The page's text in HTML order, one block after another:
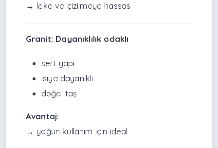
→ leke ve çizilmeye hassas
Granit: Dayanıklılık odaklı
sert yapı
ısıya dayanıklı
doğal taş
Avantaj:
→ yoğun kullanım için ideal